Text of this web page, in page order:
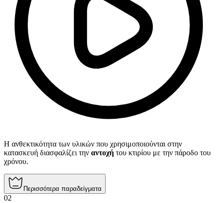
Η ανθεκτικότητα των υλικών που χρησιμοποιούνται στην
κατασκευή διασφαλίζει την αντοχή του κτιρίου με την πάροδο του
χρόνου.
Περισσότερα παραδείγματα
02